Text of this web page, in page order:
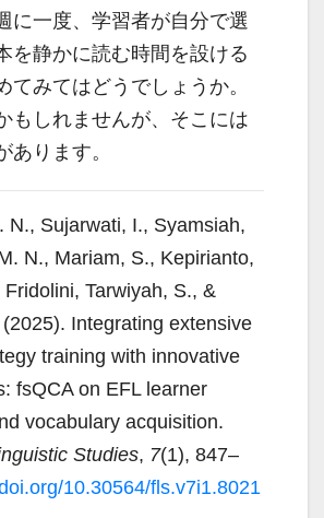
に一度、学習者が自分で選
を静かに読む時間を設ける
てみてはどうでしょうか。
もしれませんが、そこには
あります。
N., Sujarwati, I., Syamsiah,
N., Mariam, S., Kepirianto,
Tarwiyah, S., &
Integrating extensive
training with innovative
fsQCA on EFL learner
vocabulary acquisition.
Studies, 7(1), 847–
10.30564/fls.v7i1.8021